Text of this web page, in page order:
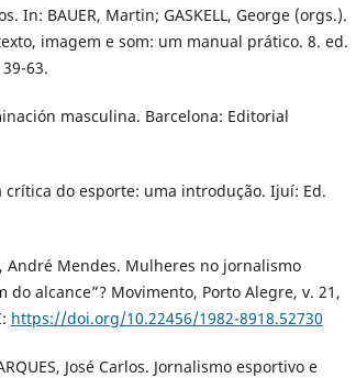
In: BAUER, Martin; GASKELL, George (orgs.).
imagem e som: um manual prático. 8. ed.
63.
masculina. Barcelona: Editorial
crítica do esporte: uma introdução. Ijuí: Ed.
André Mendes. Mulheres no jornalismo
do alcance”? Movimento, Porto Alegre, v. 21,
https://doi.org/10.22456/1982-8918.52730
José Carlos. Jornalismo esportivo e